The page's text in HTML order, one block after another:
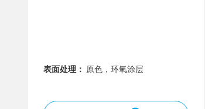
表面处理： 原色，环氧涂层